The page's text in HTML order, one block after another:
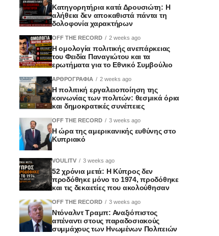
Κατηγορητήρια κατά Δρουσιώτη: Η
αλήθεια δεν αποκαθιστά πάντα τη
δολοφονία χαρακτήρων
OFF THE RECORD 2 weeks ago
Η ομολογία πολιτικής ανεπάρκειας
του Φειδία Παναγιώτου και τα
ερωτήματα για το Εθνικό Συμβούλιο
ΑΡΘΡΟΓΡΑΦΙΑ 2 weeks ago
Η πολιτική εργαλειοποίηση της
κοινωνίας των πολιτών: θεσμικά όρια
και δημοκρατικές συνέπειες
OFF THE RECORD 3 weeks ago
Η ώρα της αμερικανικής ευθύνης στο
Κυπριακό
VOULITV 3 weeks ago
52 χρόνια μετά: Η Κύπρος δεν
προδόθηκε μόνο το 1974, προδόθηκε
και τις δεκαετίες που ακολούθησαν
OFF THE RECORD 3 weeks ago
Ντόναλντ Τραμπ: Αναξιόπιστος
απέναντι στους παραδοσιακούς
συμμάχους των Ηνωμένων Πολιτειών